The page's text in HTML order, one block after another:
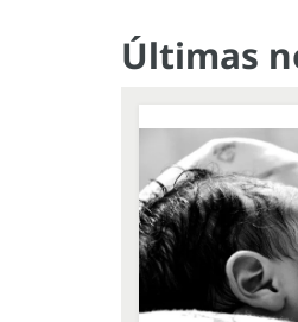
Últimas